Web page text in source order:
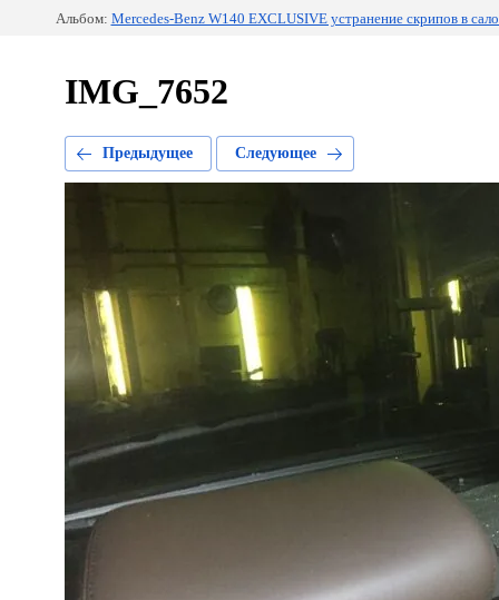
Альбом: Mercedes-Benz W140 EXCLUSIVE устранение скрипов в
IMG_7652
Предыдущее Следующее